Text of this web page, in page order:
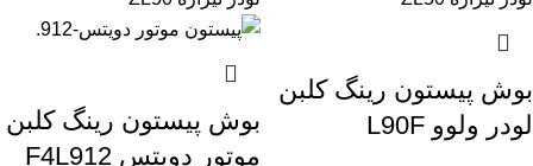
بوش پیستون رینگ کلبن
لودر ولوو L90F
بوش پیستون رینگ کلبن
موتور دویتس F4L912